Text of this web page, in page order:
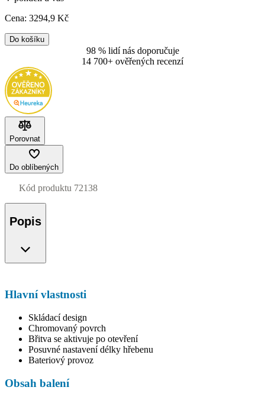
Cena: 3294,9 Kč
Do košíku
98 % lidí nás doporučuje
14 700+ ověřených recenzí
Porovnat
Do oblíbených
Kód produktu 72138
Popis
Hlavní vlastnosti
Skládací design
Chromovaný povrch
Břitva se aktivuje po otevření
Posuvné nastavení délky hřebenu
Bateriový provoz
Obsah balení